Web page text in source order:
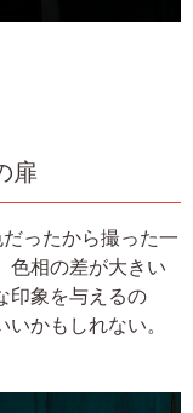
扉
ったから撮った一
色相の差が大きい
印象を与えるの
かもしれない。